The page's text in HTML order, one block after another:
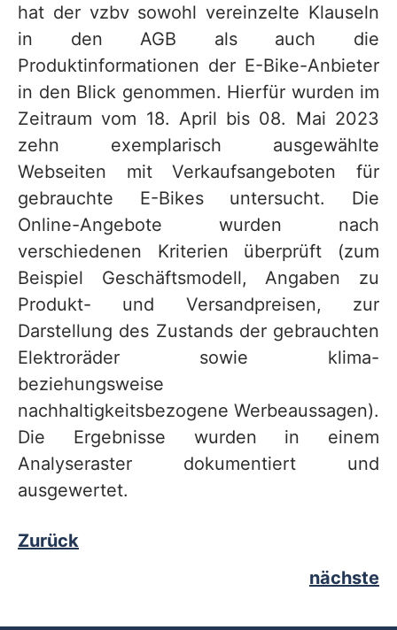
hat der vzbv sowohl vereinzelte Klauseln
in den AGB als auch die
Produktinformationen der E-Bike-Anbieter
in den Blick genommen. Hierfür wurden im
Zeitraum vom 18. April bis 08. Mai 2023
zehn exemplarisch ausgewählte
Webseiten mit Verkaufsangeboten für
gebrauchte E-Bikes untersucht. Die
Online-Angebote wurden nach
verschiedenen Kriterien überprüft (zum
Beispiel Geschäftsmodell, Angaben zu
Produkt- und Versandpreisen, zur
Darstellung des Zustands der gebrauchten
Elektroräder sowie klima-
beziehungsweise
nachhaltigkeitsbezogene Werbeaussagen).
Die Ergebnisse wurden in einem
Analyseraster dokumentiert und
ausgewertet.
Zurück
nächste